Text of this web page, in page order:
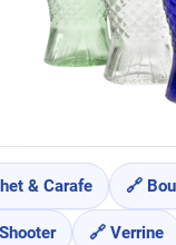
& Carafe 🔗
🔗 Verrine